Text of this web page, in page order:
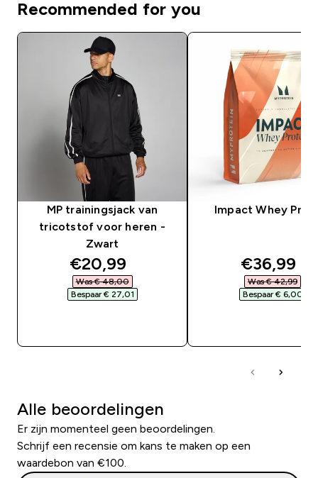
Recommended for you
MP trainingsjack van
tricotstof voor heren -
Zwart
discounted price
€20,99‎
Was € 48,00‎
Bespaar € 27,01‎
Impact Whey
€36,99‎
Was € 42,99‎
Bespaar € 6,00‎
Alle beoordelingen
Er zijn momenteel geen beoordelingen.
Schrijf een recensie om kans te maken op een
waardebon van €100.